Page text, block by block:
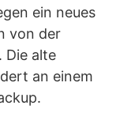
ein neues
von der
Die alte
an einem